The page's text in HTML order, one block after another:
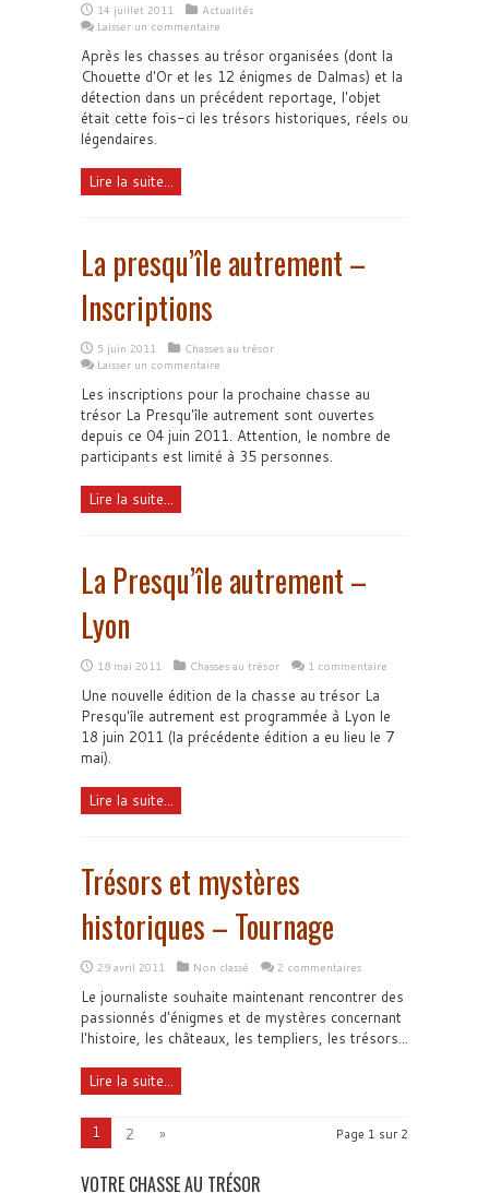
14 juillet 2011
Actualités
Laisser un commentaire
Après les chasses au trésor organisées (dont la
Chouette d'Or et les 12 énigmes de Dalmas) et la
détection dans un précédent reportage, l'objet
était cette fois-ci les trésors historiques, réels ou
légendaires.
Lire la suite...
La presqu’île autrement –
Inscriptions
5 juin 2011
Chasses au trésor
Laisser un commentaire
Les inscriptions pour la prochaine chasse au
trésor La Presqu'île autrement sont ouvertes
depuis ce 04 juin 2011. Attention, le nombre de
participants est limité à 35 personnes.
Lire la suite...
La Presqu’île autrement –
Lyon
18 mai 2011 Chasses au trésor 1 commentaire
Une nouvelle édition de la chasse au trésor La
Presqu'île autrement est programmée à Lyon le
18 juin 2011 (la précédente édition a eu lieu le 7
mai).
Lire la suite...
Trésors et mystères
historiques – Tournage
29 avril 2011 Non classé 2 commentaires
Le journaliste souhaite maintenant rencontrer des
passionnés d'énigmes et de mystères concernant
l'histoire, les châteaux, les templiers, les trésors...
Lire la suite...
Page 1 sur 2
1 2 »
VOTRE CHASSE AU TRÉSOR